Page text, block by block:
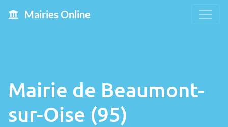
Mairies Online
Mairie de Beaumont-
sur-Oise (95)